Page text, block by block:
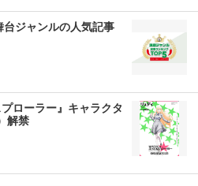
台ジャンルの人気記事
ローラー』キャラクタ
解禁